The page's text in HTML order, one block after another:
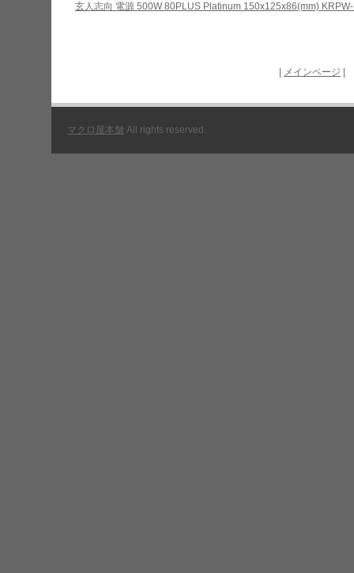
玄人志向 電源 500W 80PLUS Platinum 150x125x86(mm)
メインページ
マクロ屋本舗 All rights reserved.